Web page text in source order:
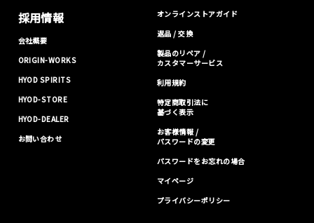
採用情報
会社概要
ORIGIN-WORKS
HYOD SPIRITS
HYOD-STORE
HYOD-DEALER
お問い合わせ
オンラインストアガイド
返品 / 交換
製品のリペア /
カスタマーサービス
利用規約
特定商取引法に
基づく表示
お客様情報 /
パスワードの変更
パスワードをお忘れの場合
マイページ
プライバシーポリシー